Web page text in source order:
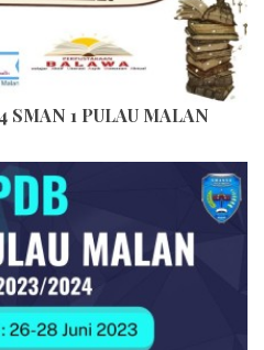
1 PULAU MALAN